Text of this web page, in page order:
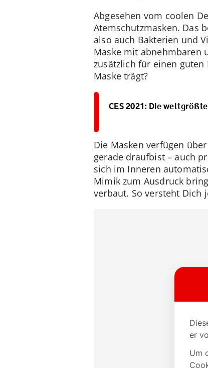
Abgesehen vom coolen
Atemschutzmasken. Das
also auch Bakterien und
Maske mit abnehmbaren
zusätzlich für einen
Maske trägt?
CES 2021: Die
Die Masken verfügen
gerade draufbist – auch
sich im Inneren
Mimik zum Ausdruck
verbaut. So versteht Dich